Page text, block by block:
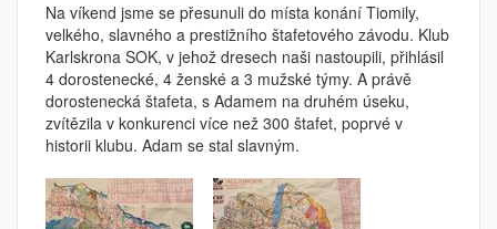
Na víkend jsme se přesunuli do místa konání Tiomily,
velkého, slavného a prestižního štafetového závodu. Klub
Karlskrona SOK, v jehož dresech naši nastoupili, přihlásil
4 dorostenecké, 4 ženské a 3 mužské týmy. A právě
dorostenecká štafeta, s Adamem na druhém úseku,
zvítězila v konkurenci více než 300 štafet, poprvé v
historii klubu. Adam se stal slavným.